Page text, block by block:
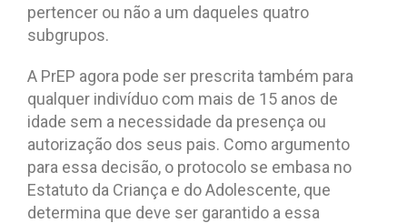
pertencer ou não a um daqueles quatro
subgrupos.
A PrEP agora pode ser prescrita também para
qualquer indivíduo com mais de 15 anos de
idade sem a necessidade da presença ou
autorização dos seus pais. Como argumento
para essa decisão, o protocolo se embasa no
Estatuto da Criança e do Adolescente, que
determina que deve ser garantido a essa